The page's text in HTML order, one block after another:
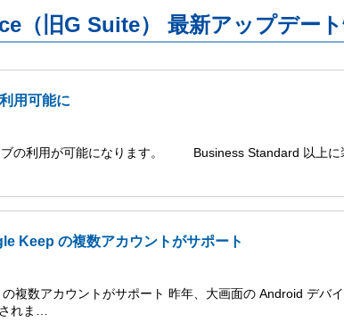
（旧G Suite） 最新アップデー
用可能に
の利用が可能になります。 Business Standard 以上に
Keep の複数アカウントがサポート
複数アカウントがサポート 昨年、大画面の Android デバ
れま…